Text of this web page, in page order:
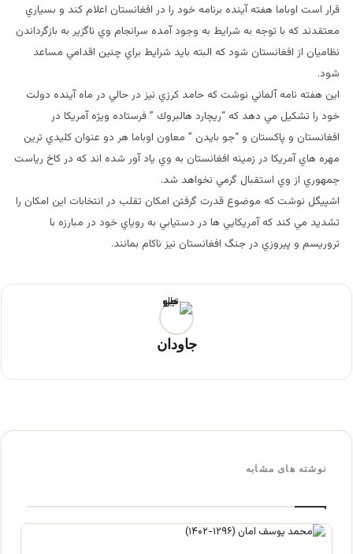
قرار است اوباما هفته آينده برنامه خود را در افغانستان اعلام كند و بسياري
معتقدند كه با توجه به شرايط به وجود آمده سرانجام وي ناگزير به بازگرداندن
نظاميان از افغانستان شود كه البته بايد شرايط براي چنين اقدامي مساعد
شود.
اين هفته نامه آلماني نوشت كه حامد كرزي نيز در حالي در ماه آينده دولت
خود را تشكيل مي دهد كه “ريچارد هالبروك ” فرستاده ويژه آمريكا در
افغانستان و پاكستان و “جو بايدن ” معاون اوباما هر دو عنوان كليدي ترين
مهره هاي آمريكا در زمينه افغانستان به وي ياد آور شده اند كه در كاخ رياست
جمهوري از وي استقبال گرمي نخواهد شد.
اشپيگل نوشت كه موضوع قدرت گرفتن امكان تقلب در انتخابات اين امكان را
تشديد مي كند كه آمريكايي ها در دستيابي به روياي خود در مبارزه با
تروريسم و پيروزي در جنگ افغانستان نيز ناكام بمانند.
جاودان
نوشته های مشابه